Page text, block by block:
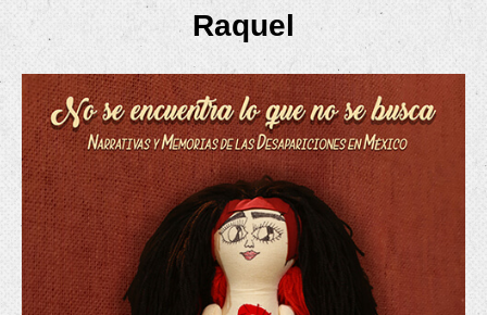
Raquel